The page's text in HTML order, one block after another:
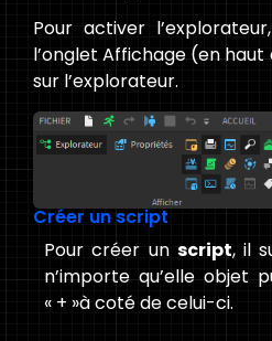
Pour activer
l’onglet Affichage (en
sur l’explorateur.
Créer un script
Pour créer un script, il
n’importe qu’elle objet
« + »à coté de celui-ci.